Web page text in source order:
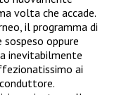
volta che accade.
il programma di
oppure
inevitabilmente
ai